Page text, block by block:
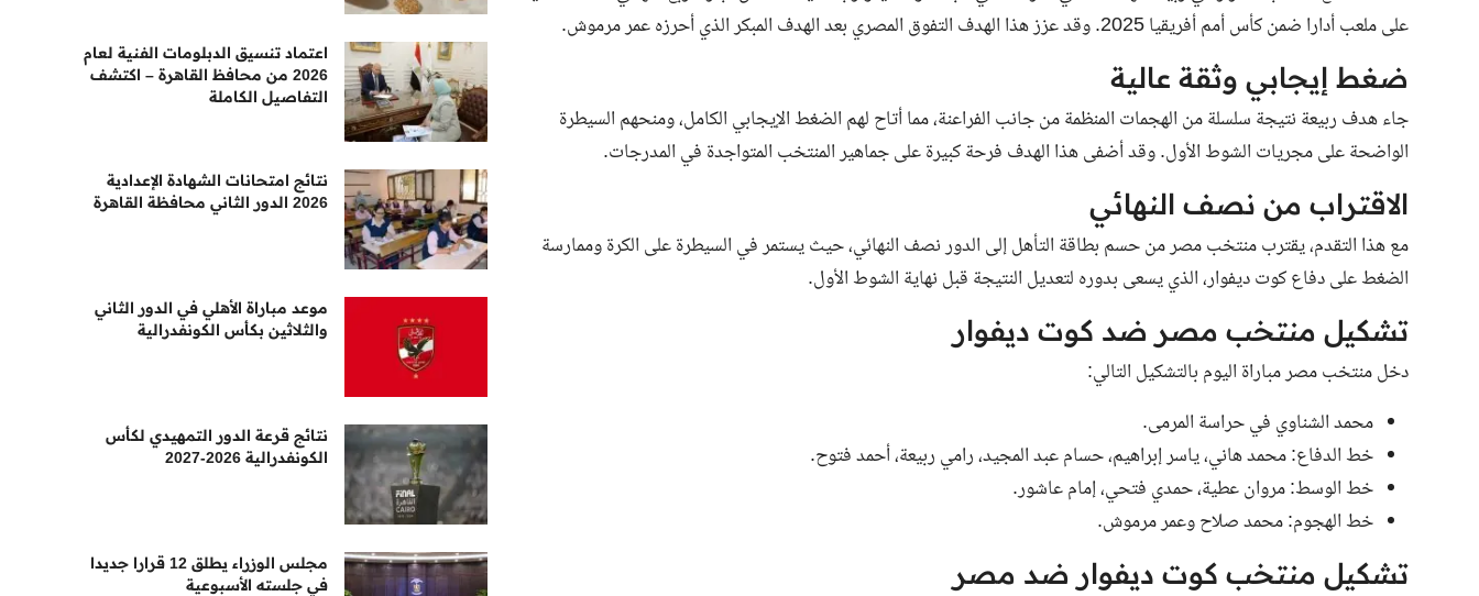
على ملعب أدارا ضمن كأس أمم أفريقيا 2025. وقد عزز هذا الهدف التفوق المصري بعد الهدف المبكر الذي أحرزه عمر مرموش.
ضغط إيجابي وثقة عالية
جاء هدف ربيعة نتيجة سلسلة من الهجمات المنظمة من جانب الفراعنة، مما أتاح لهم الضغط الإيجابي الكامل، ومنحهم السيطرة
الواضحة على مجريات الشوط الأول. وقد أضفى هذا الهدف فرحة كبيرة على جماهير المنتخب المتواجدة في المدرجات.
الاقتراب من نصف النهائي
مع هذا التقدم، يقترب منتخب مصر من حسم بطاقة التأهل إلى الدور نصف النهائي، حيث يستمر في السيطرة على الكرة وممارسة
الضغط على دفاع كوت ديفوار، الذي يسعى بدوره لتعديل النتيجة قبل نهاية الشوط الأول.
تشكيل منتخب مصر ضد كوت ديفوار
دخل منتخب مصر مباراة اليوم بالتشكيل التالي:
محمد الشناوي في حراسة المرمى.
خط الدفاع: محمد هاني، ياسر إبراهيم، حسام عبد المجيد، رامي ربيعة، أحمد فتوح.
خط الوسط: مروان عطية، حمدي فتحي، إمام عاشور.
خط الهجوم: محمد صلاح وعمر مرموش.
تشكيل منتخب كوت ديفوار ضد مصر
اعتماد تنسيق الدبلومات الفنية لعام
2026 من محافظ القاهرة – اكتشف
التفاصيل الكاملة
نتائج امتحانات الشهادة الإعدادية
2026 الدور الثاني محافظة القاهرة
موعد مباراة الأهلي في الدور الثاني
والثلاثين بكأس الكونفدرالية
نتائج قرعة الدور التمهيدي لكأس
الكونفدرالية 2026-2027
مجلس الوزراء يطلق 12 قرارا جديدا
في جلسته الأسبوعية